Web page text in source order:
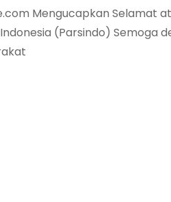
Mengucapkan Selamat
(Parsindo) Semoga